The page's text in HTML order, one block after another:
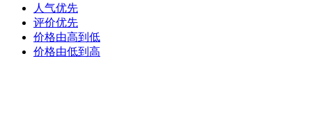
人气优先
评价优先
价格由高到低
价格由低到高